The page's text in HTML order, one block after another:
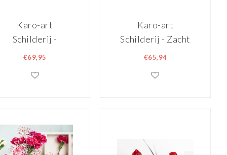
Karo-art
Schilderij -
Klaprozen veld,
maten , print op
€69,95
Karo-art
Schilderij - Zacht
roze
Multikleur , 3
€65,94